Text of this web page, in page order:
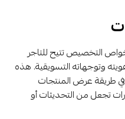
التخصيص تتيح للتاجر
وتوجهاته التسويقية. هذه
في طريقة عرض المنتجات
تجعل من التحديثات أو